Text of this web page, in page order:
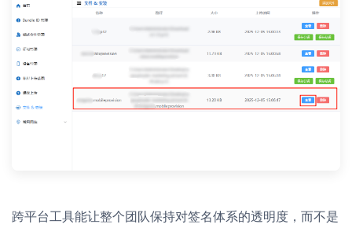
跨平台工具能让整个团队保持对签名体系的透明度，而不是